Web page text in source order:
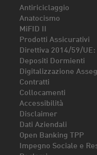
Antiriciclaggio
Anatocismo
MiFID II
Prodotti Assicurativi
Direttiva 2014/59/UE:
Depositi Dormienti
Digitalizzazione
Contratti
Collocamenti
Accessibilità
Disclaimer
Dati Aziendali
Open Banking TPP
Impegno Sociale e